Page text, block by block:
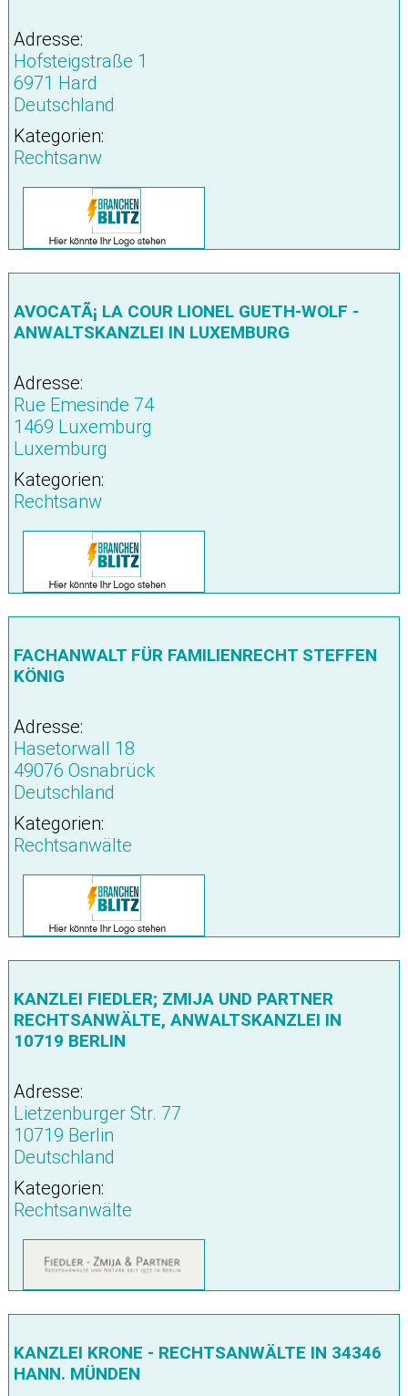
Adresse:
Hofsteigstraße 1
6971 Hard
Deutschland
Kategorien:
Rechtsanw
AVOCATÃ¡ LA COUR LIONEL GUETH-WOLF -
ANWALTSKANZLEI IN LUXEMBURG
Adresse:
Rue Emesinde 74
1469 Luxemburg
Luxemburg
Kategorien:
Rechtsanw
FACHANWALT FÜR FAMILIENRECHT STEFFEN
KÖNIG
Adresse:
Hasetorwall 18
49076 Osnabrück
Deutschland
Kategorien:
Rechtsanwälte
KANZLEI FIEDLER; ZMIJA UND PARTNER
RECHTSANWÄLTE, ANWALTSKANZLEI IN
10719 BERLIN
Adresse:
Lietzenburger Str. 77
10719 Berlin
Deutschland
Kategorien:
Rechtsanwälte
KANZLEI KRONE - RECHTSANWÄLTE IN 34346
HANN. MÜNDEN